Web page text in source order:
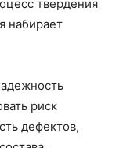
твердения
набирает
риск
дефектов,